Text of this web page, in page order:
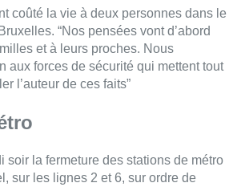
coûté la vie à deux personnes dans le
“Nos pensées vont d’abord
et à leurs proches. Nous
aux forces de sécurité qui mettent tout
l’auteur de ces faits”
soir la fermeture des stations de métro
sur les lignes 2 et 6, sur ordre de